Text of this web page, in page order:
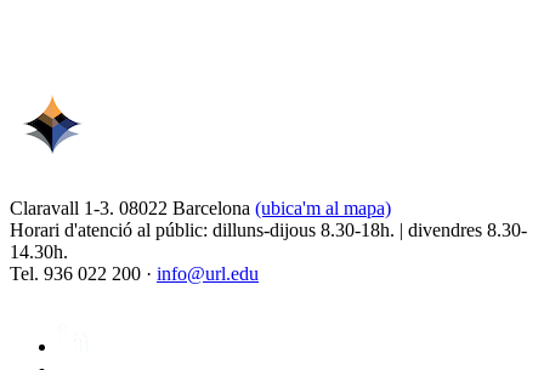
Claravall 1-3. 08022 Barcelona (ubica'm al mapa)
Horari d'atenció al públic: dilluns-dijous 8.30-18h. | divendres 8.30-
14.30h.
Tel. 936 022 200 · info@url.edu